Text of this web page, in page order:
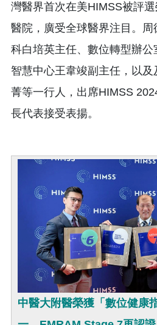
灣醫界首次在美HIMSS被評
醫院，廣受全球醫界注目。
科白培英主任、數位轉型辦
智慧中心王韋竣副主任，以
菁等一行人，出席HIMSS
長代表接受表揚。
中醫大附醫榮獲「數位健康